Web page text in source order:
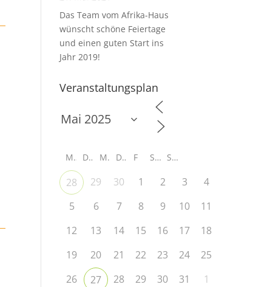
Das Team vom Afrika-Haus
wünscht schöne Feiertage
und einen guten Start ins
Jahr 2019!
Veranstaltungsplan
M D M D F S S
28 29 30 1 2 3
4
5
6 7 8 9 10
11
12
13 14 15 16 17
18
19
20 21 22 23 24
25
26
27 28 29 30 31 1